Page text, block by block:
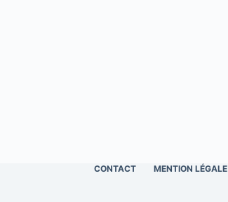
CONTACT MENTION LÉGALE